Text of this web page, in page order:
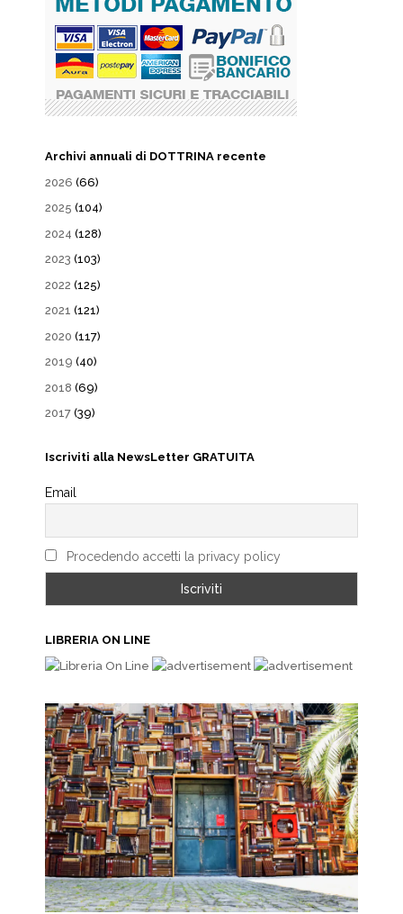
Archivi annuali di DOTTRINA recente
2026 (66)
2025 (104)
2024 (128)
2023 (103)
2022 (125)
2021 (121)
2020 (117)
2019 (40)
2018 (69)
2017 (39)
Iscriviti alla NewsLetter GRATUITA
Email
Procedendo accetti la privacy policy
LIBRERIA ON LINE